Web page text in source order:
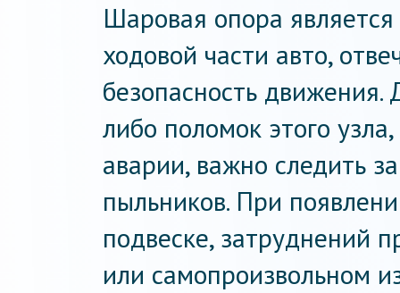
Шаровая опора
ходовой части авто,
безопасность
либо поломок этого
аварии, важно следить
пыльников. При
подвеске, затруднений
или самопроизвольном